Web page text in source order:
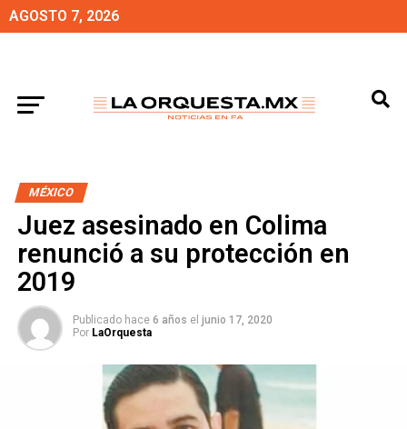
AGOSTO 7, 2026
MÉXICO
Juez asesinado en Colima
renunció a su protección en
2019
Publicado hace 6 años el junio 17, 2020
Por LaOrquesta